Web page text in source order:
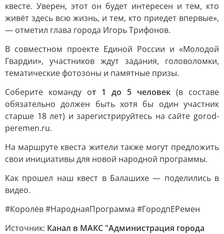
квесте. Уверен, этот он будет интересен и тем, кто
живёт здесь всю жизнь, и тем, кто приедет впервые»,
— отметил глава города Игорь Трифонов.
В совместном проекте Единой России и «Молодой
Гвардии», участников ждут задания, головоломки,
тематические фотозоны и памятные призы.
Соберите команду от 1 до 5 человек (в составе
обязательно должен быть хотя бы один участник
старше 18 лет) и зарегистрируйтесь на сайте gorod-
peremen.ru.
На маршруте квеста жители также могут предложить
свои инициативы для новой народной программы.
Как прошел наш квест в Балашихе — поделились в
видео.
#Королёв #НароднаяПрограмма #ГородпЕРемен
Источник: Канал в МАКС "Администрация города